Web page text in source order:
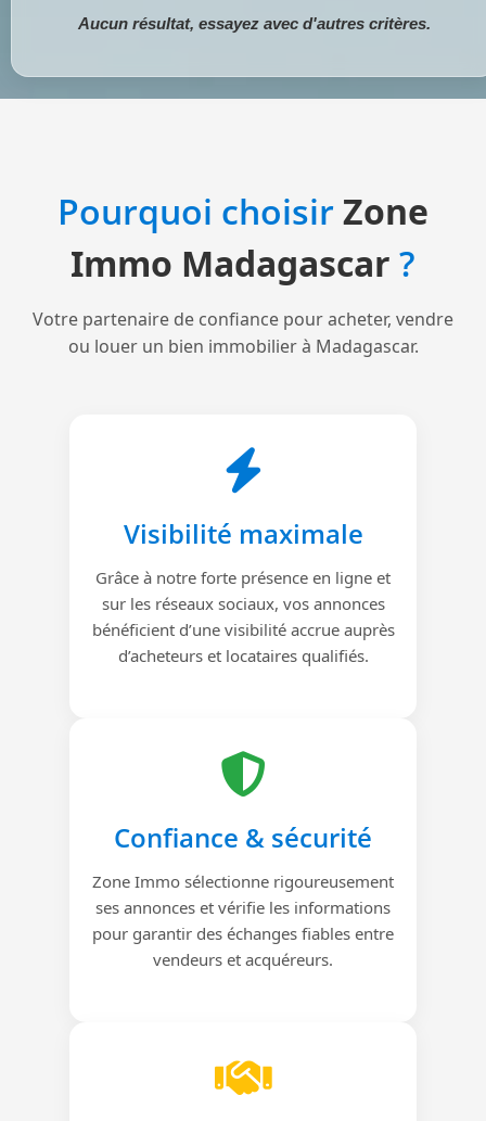
Aucun résultat, essayez avec d'autres critères.
Pourquoi choisirZone
Immo Madagascar ?
Votre partenaire de confiance pour acheter, vendre
ou louer un bien immobilier à Madagascar.
Visibilité maximale
Grâce à notre forte présence en ligne et
sur les réseaux sociaux, vos annonces
bénéficient d’une visibilité accrue auprès
d’acheteurs et locataires qualifiés.
Confiance & sécurité
Zone Immo sélectionne rigoureusement
ses annonces et vérifie les informations
pour garantir des échanges fiables entre
vendeurs et acquéreurs.